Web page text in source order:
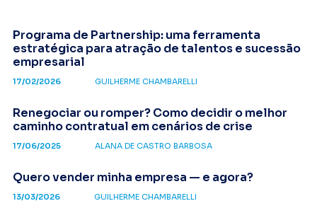
Programa de Partnership: uma ferramenta
estratégica para atração de talentos e sucessão
empresarial
17/02/2026 GUILHERME CHAMBARELLI
Renegociar ou romper? Como decidir o melhor
caminho contratual em cenários de crise
17/06/2025 ALANA DE CASTRO BARBOSA
Quero vender minha empresa — e agora?
13/03/2026 GUILHERME CHAMBARELLI